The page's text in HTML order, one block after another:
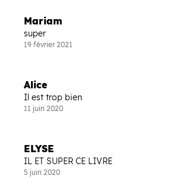
Mariam
super
19 février 2021
Alice
Il est trop bien
11 juin 2020
ELYSE
IL ET SUPER CE LIVRE
5 juin 2020